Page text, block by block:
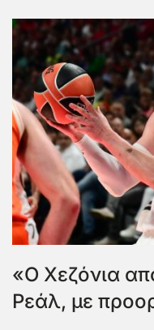
«Ο Χεζόνια
Ρεάλ, με